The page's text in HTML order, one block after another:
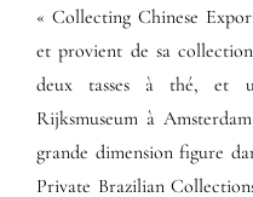
« Collecting Chinese
et provient de sa
deux tasses à thé, et
Rijksmuseum à
grande dimension figure
Private Brazilian